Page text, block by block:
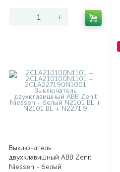
- +
Выключатель
двухклавишный ABB Zenit
Niessen - белый